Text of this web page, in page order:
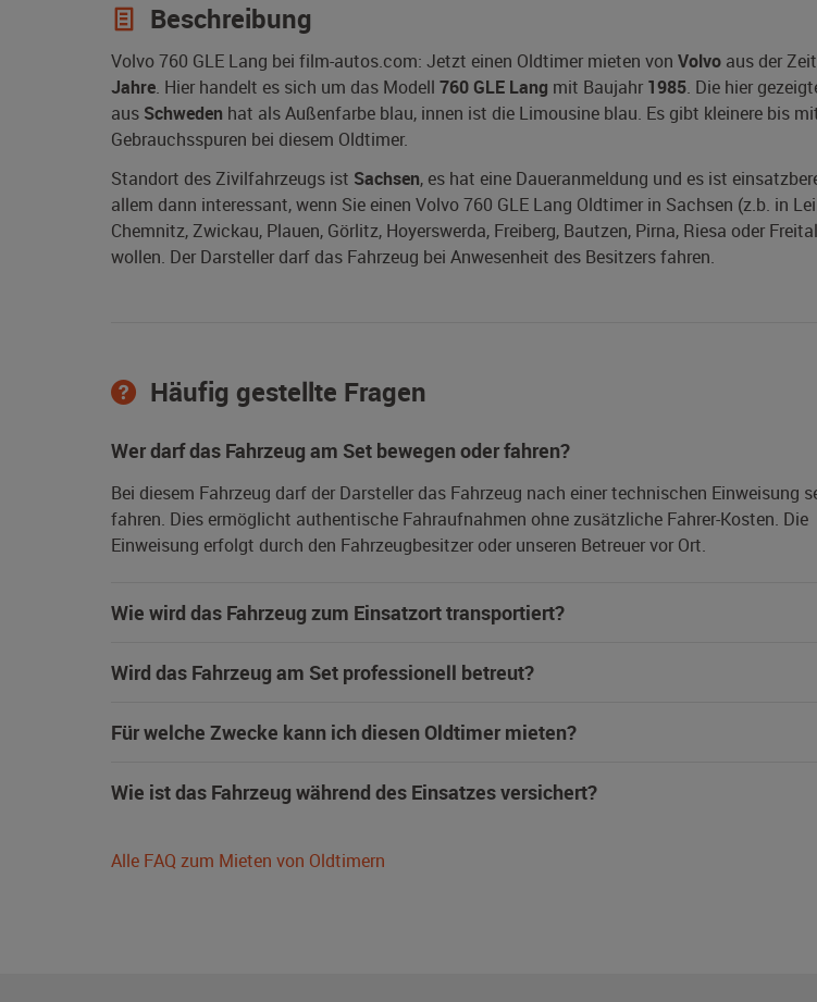
Beschreibung
Volvo 760 GLE Lang bei film-autos.com: Jetzt einen Oldtimer mieten von Volvo aus der
Jahre. Hier handelt es sich um das Modell 760 GLE Lang mit Baujahr 1985. Die hier
aus Schweden hat als Außenfarbe blau, innen ist die Limousine blau. Es gibt kleinere bis
Gebrauchsspuren bei diesem Oldtimer.
Standort des Zivilfahrzeugs ist Sachsen, es hat eine Daueranmeldung und es ist
allem dann interessant, wenn Sie einen Volvo 760 GLE Lang Oldtimer in Sachsen (z.b. in
Chemnitz, Zwickau, Plauen, Görlitz, Hoyerswerda, Freiberg, Bautzen, Pirna, Riesa oder
wollen. Der Darsteller darf das Fahrzeug bei Anwesenheit des Besitzers fahren.
Häufig gestellte Fragen
Wer darf das Fahrzeug am Set bewegen oder fahren?
Bei diesem Fahrzeug darf der Darsteller das Fahrzeug nach einer technischen Einweisung
fahren. Dies ermöglicht authentische Fahraufnahmen ohne zusätzliche Fahrer-Kosten. Die
Einweisung erfolgt durch den Fahrzeugbesitzer oder unseren Betreuer vor Ort.
Wie wird das Fahrzeug zum Einsatzort transportiert?
Wird das Fahrzeug am Set professionell betreut?
Für welche Zwecke kann ich diesen Oldtimer mieten?
Wie ist das Fahrzeug während des Einsatzes versichert?
Alle FAQ zum Mieten von Oldtimern